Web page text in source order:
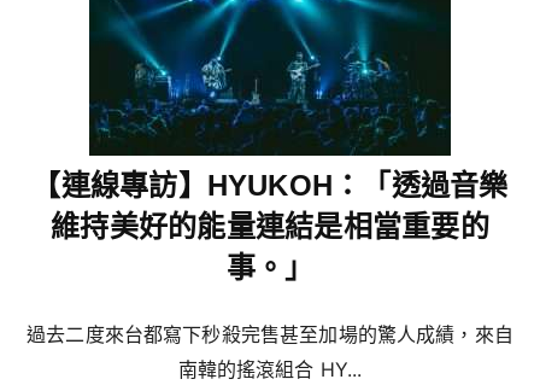
【連線專訪】HYUKOH：「透過音樂
維持美好的能量連結是相當重要的
事。」
過去二度來台都寫下秒殺完售甚至加場的驚人成績，來自
南韓的搖滾組合 HY...